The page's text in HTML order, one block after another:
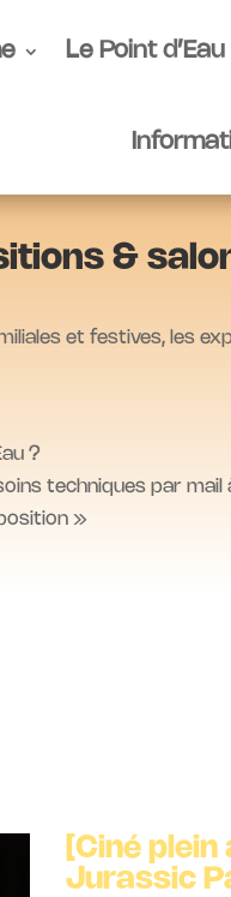
Le Point d’Eau
&
et festives, les
?
techniques par mail
»
[Festival
2026